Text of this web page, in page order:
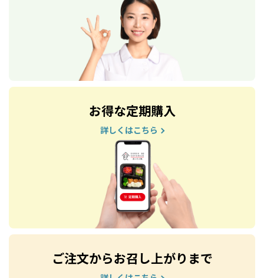
お得な定期購入
詳しくはこちら
ご注文からお召し上がりまで